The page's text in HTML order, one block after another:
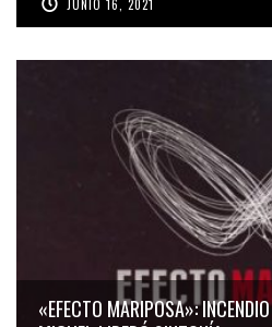
JUNIO 16, 2021
«EFECTO MARIPOSA»: